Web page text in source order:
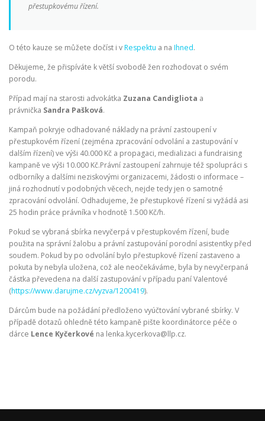
přestupkovému řízení.
O této kauze se můžete dočíst i vRespektu a na Ihned.
Děkujeme, že přispíváte k větší svobodě žen rozhodovat o svém
porodu.
Případ mají na starosti advokátka Zuzana Candigliota a
právnička Sandra Pašková.
Kampaň pokryje odhadované náklady na právní zastoupení v
přestupkovém řízení (zejména zpracování odvolání a zastupování v
dalším řízení) ve výši 40.000 Kč a propagaci, medializaci a fundraising
kampaně ve výši 10.000 Kč.Právní zastoupení zahrnuje též spolupráci s
odborníky a dalšími neziskovými organizacemi, žádosti o informace –
jiná rozhodnutí v podobných věcech, nejde tedy jen o samotné
zpracování odvolání. Odhadujeme, že přestupkové řízení si vyžádá asi
25 hodin práce právníka v hodnotě 1.500 Kč/h.
Pokud se vybraná sbírka nevyčerpá v přestupkovém řízení, bude
použita na správní žalobu a právní zastupování porodní asistentky před
soudem. Pokud by po odvolání bylo přestupkové řízení zastaveno a
pokuta by nebyla uložena, což ale neočekáváme, byla by nevyčerpaná
částka převedena na další zastupování v případu paní Valentové
(https://www.darujme.cz/vyzva/1200419).
Dárcům bude na požádání předloženo vyúčtování vybrané sbírky. V
případě dotazů ohledně této kampaně pište koordinátorce péče o
dárce Lence Kyčerkové na lenka.kycerkova@llp.cz.